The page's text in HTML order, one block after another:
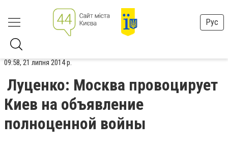
Рус
09:58, 21 липня 2014 р.
Луценко: Москва провоцирует
Киев на объявление
полноценной войны